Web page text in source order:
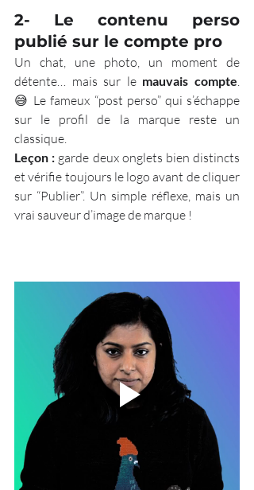
2- Le contenu perso
publié sur le compte pro
Un chat, une photo, un moment de
détente… mais sur le mauvais compte.
😅 Le fameux “post perso” qui s’échappe
sur le profil de la marque reste un
classique.
Leçon : garde deux onglets bien distincts
et vérifie toujours le logo avant de cliquer
sur “Publier”. Un simple réflexe, mais un
vrai sauveur d’image de marque !